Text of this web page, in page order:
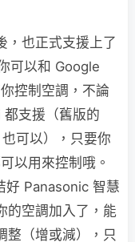
，也正式支援上了
可以和 Google
控制空調，不論
支援（舊版的
可以），只要你
以用來控制哦。
好 Panasonic 智慧
的空調加入了，能
整（增或減），只